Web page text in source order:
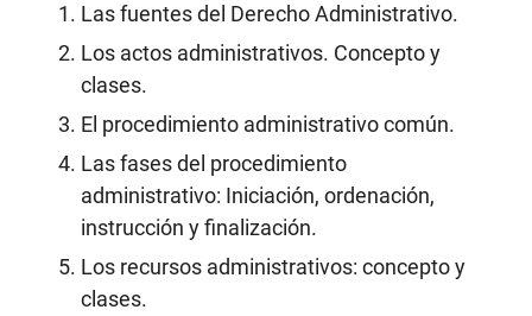
Las fuentes del Derecho Administrativo.
Los actos administrativos. Concepto y
clases.
El procedimiento administrativo común.
Las fases del procedimiento
administrativo: Iniciación, ordenación,
instrucción y finalización.
Los recursos administrativos: concepto y
clases.